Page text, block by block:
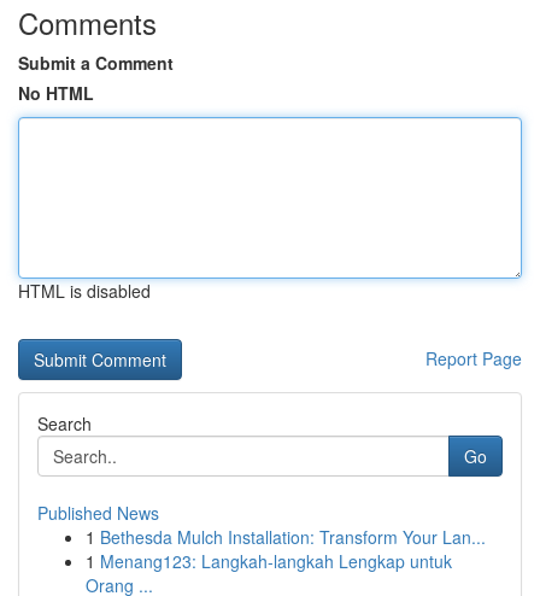
Comments
Submit a Comment
No HTML
HTML is disabled
Report Page
Search
Go
Published News
1 Bethesda Mulch Installation: Transform Your Lan...
1 Menang123: Langkah-langkah Lengkap untuk
Orang ...